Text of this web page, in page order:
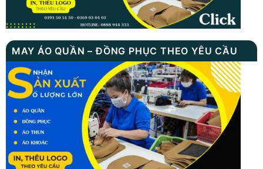
MAY ÁO QUẦN – ĐỒNG PHỤC THEO YÊU CẦU